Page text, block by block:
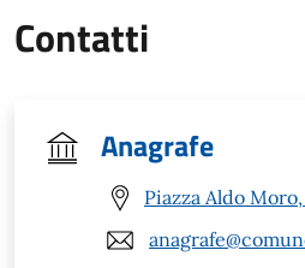
Contatti
Anagrafe
Piazza Aldo